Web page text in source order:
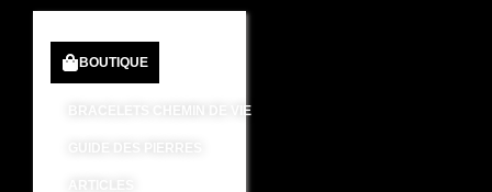
BOUTIQUE
BRACELETS CHEMIN DE VIE
GUIDE DES PIERRES